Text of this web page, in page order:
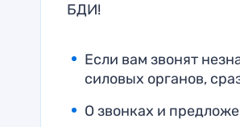
БДИ!
Если вам звонят
силовых органов,
О звонках и